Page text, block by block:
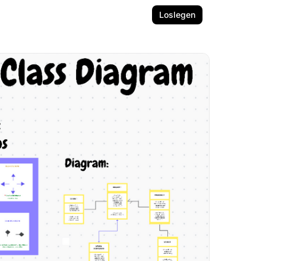
Loslegen